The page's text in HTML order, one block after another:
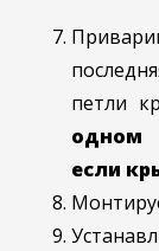
петли
одном
если